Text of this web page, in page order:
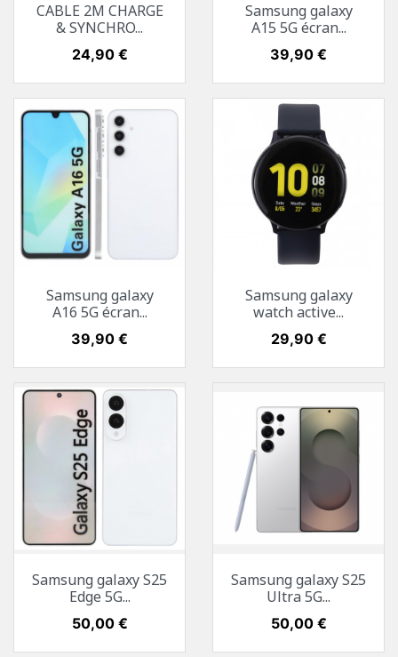
CABLE 2M CHARGE
& SYNCHRO...
Prix
24,90 €
Samsung galaxy
A15 5G écran...
Prix
39,90 €
Samsung galaxy
A16 5G écran...
Prix
39,90 €
Samsung galaxy
watch active...
Prix
29,90 €
Samsung galaxy S25
Edge 5G...
Prix
50,00 €
Samsung galaxy S25
Ultra 5G...
Prix
50,00 €